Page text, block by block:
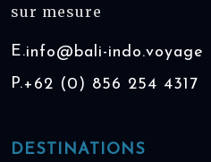
sur mesure
E.info@bali-indo.voyage
P.+62 (0) 856 254 4317
DESTINATIONS